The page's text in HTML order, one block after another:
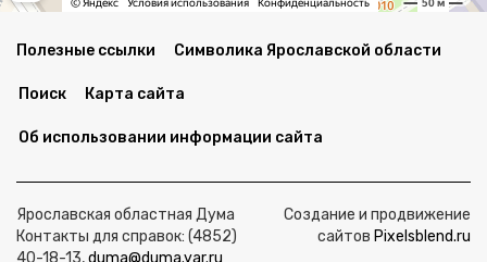
Полезные ссылки Символика Ярославской области
Поиск Карта сайта
Об использовании информации сайта
Ярославская областная Дума
Контакты для справок: (4852)
40-18-13,duma@duma.yar.ru
Создание и продвижение
сайтов Pixelsblend.ru